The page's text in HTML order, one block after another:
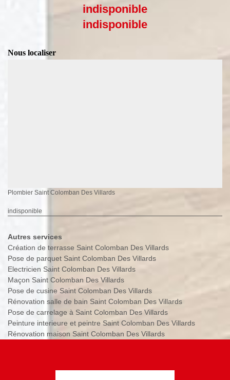
indisponible
indisponible
Nous localiser
Plombier Saint Colomban Des Villards
indisponible
Autres services
Création de terrasse Saint Colomban Des Villards
Pose de parquet Saint Colomban Des Villards
Electricien Saint Colomban Des Villards
Maçon Saint Colomban Des Villards
Pose de cusine Saint Colomban Des Villards
Rénovation salle de bain Saint Colomban Des Villards
Pose de carrelage à Saint Colomban Des Villards
Peinture interieure et peintre Saint Colomban Des Villards
Rénovation maison Saint Colomban Des Villards